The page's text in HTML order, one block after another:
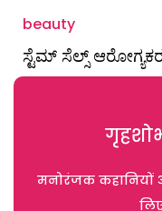
beauty
ಸ್ಟೆಮ್ ಸೆಲ್ಸ್ ಆರೋಗ್ಯಕರ
मनोरंजक